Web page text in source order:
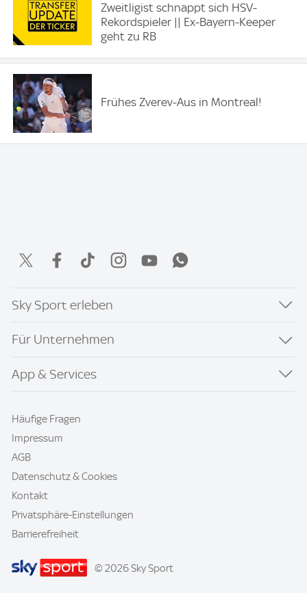
Zweitligist schnappt sich HSV-
Rekordspieler || Ex-Bayern-Keeper
geht zu RB
Frühes Zverev-Aus in Montreal!
Sky Sport erleben
Für Unternehmen
App & Services
Häufige Fragen
Impressum
AGB
Datenschutz & Cookies
Kontakt
Privatsphäre-Einstellungen
Barrierefreiheit
© 2026 Sky Sport